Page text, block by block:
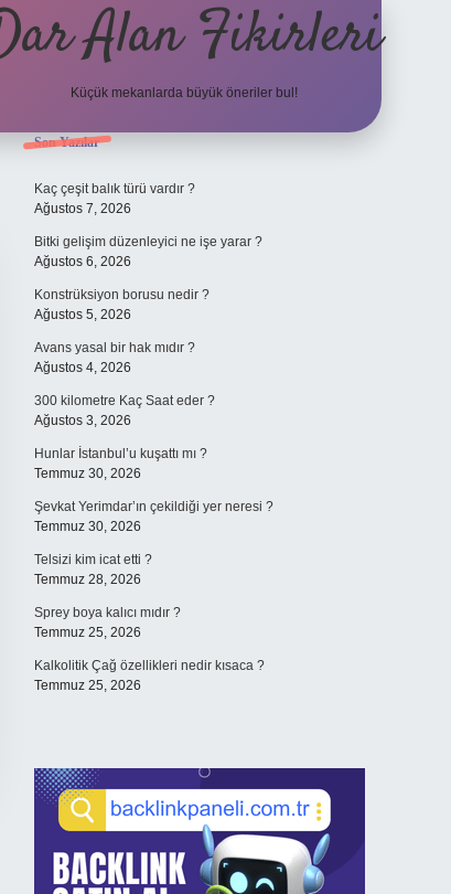
Alan Fikirleri
Küçük mekanlarda büyük öneriler bul!
Sidebar
Son Yazılar
Kaç çeşit balık türü vardır ?
Ağustos 7, 2026
Bitki gelişim düzenleyici ne işe yarar ?
Ağustos 6, 2026
Konstrüksiyon borusu nedir ?
Ağustos 5, 2026
Avans yasal bir hak mıdır ?
Ağustos 4, 2026
300 kilometre Kaç Saat eder ?
Ağustos 3, 2026
Hunlar İstanbul’u kuşattı mı ?
Temmuz 30, 2026
Şevkat Yerimdar’ın çekildiği yer neresi ?
Temmuz 30, 2026
Telsizi kim icat etti ?
Temmuz 28, 2026
Sprey boya kalıcı mıdır ?
Temmuz 25, 2026
Kalkolitik Çağ özellikleri nedir kısaca ?
Temmuz 25, 2026